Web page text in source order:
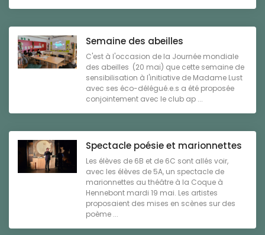
Semaine des abeilles
C'est à l'occasion de la Journée mondiale
des abeilles (20 mai) que cette semaine de
sensibilisation à l'initiative de Madame Lust
avec ses éco-délégué.e.s a été proposée
conjointement avec le club ap ...
Spectacle poésie et marionnettes
Les élèves de 6B et de 6C sont allés voir,
avec les élèves de 5A, un spectacle de
marionnettes au théâtre à la Coque à
Hennebont mardi 19 mai. Les artistes
proposaient des mises en scènes sur des
poème ...